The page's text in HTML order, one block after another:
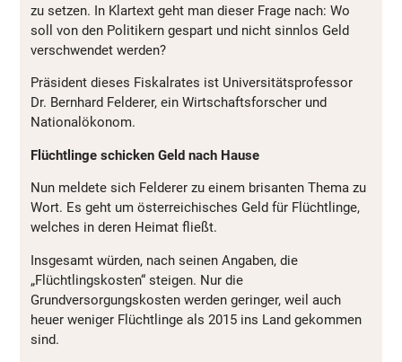
zu setzen. In Klartext geht man dieser Frage nach: Wo
soll von den Politikern gespart und nicht sinnlos Geld
verschwendet werden?
Präsident dieses Fiskalrates ist Universitätsprofessor
Dr. Bernhard Felderer, ein Wirtschaftsforscher und
Nationalökonom.
Flüchtlinge schicken Geld nach Hause
Nun meldete sich Felderer zu einem brisanten Thema zu
Wort. Es geht um österreichisches Geld für Flüchtlinge,
welches in deren Heimat fließt.
Insgesamt würden, nach seinen Angaben, die
„Flüchtlingskosten“ steigen. Nur die
Grundversorgungskosten werden geringer, weil auch
heuer weniger Flüchtlinge als 2015 ins Land gekommen
sind.